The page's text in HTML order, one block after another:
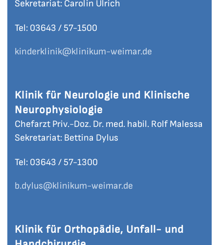
Sekretariat: Carolin Ulrich
Tel: 03643 / 57-1500
kinderklinik@klinikum-weimar.de
Klinik für Neurologie und Klinische
Neurophysiologie
Chefarzt Priv.-Doz. Dr. med. habil. Rolf Malessa
Sekretariat: Bettina Dylus
Tel: 03643 / 57-1300
b.dylus@klinikum-weimar.de
Klinik für Orthopädie, Unfall- und